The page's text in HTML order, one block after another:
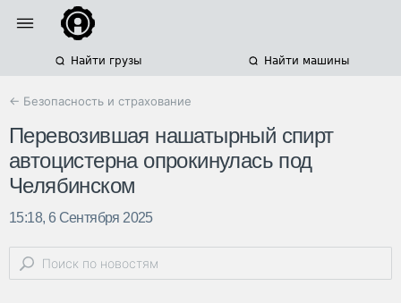
Найти грузы Найти машины
← Безопасность и страхование
Перевозившая нашатырный спирт
автоцистерна опрокинулась под
Челябинском
15:18, 6 Сентября 2025